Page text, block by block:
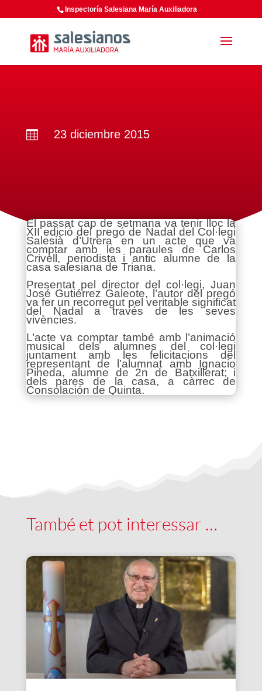
Inspectoría Salesiana María Auxiliadora
 23 diciembre 2015
El passat cap de setmana va tenir lloc la
XII edició del pregó de Nadal del Col·legi
Salesià d’Utrera en un acte que va
comptar amb les paraules de Carlos
Crivell, periodista i antic alumne de la
casa salesiana de Triana.
Presentat pel director del col·legi, Juan
José Gutiérrez Galeote, l’autor del pregó
va fer un recorregut pel veritable significat
del Nadal a través de les seves
vivències.
L’acte va comptar també amb l’animació
musical dels alumnes del col·legi
juntament amb les felicitacions del
representant de l’alumnat amb Ignacio
Pineda, alumne de 2n de Batxillerat; i
dels pares de la casa, a càrrec de
Consolación de Quinta.
També et pot interessar …